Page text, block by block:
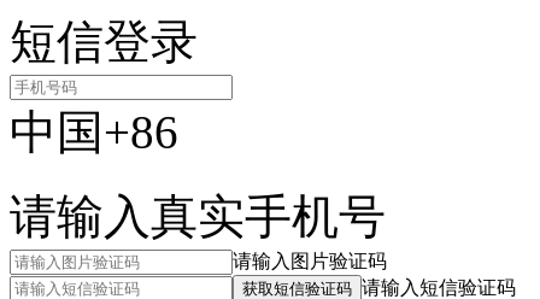
短信登录
中国+86
请输入真实手机号
请输入图片验证码
获取短信验证码 请输入短信验证码